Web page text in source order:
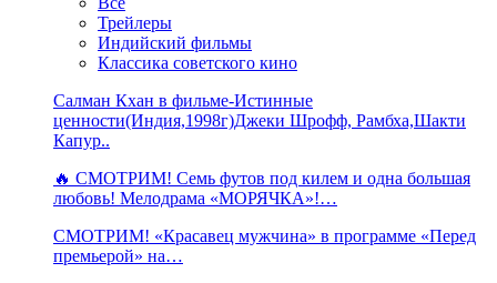
Трейлеры
Индийский фильмы
Классика советского кино
Салман Кхан в фильме-Истинные
ценности(Индия,1998г)Джеки Шрофф, Рамбха,Шакти
Капур..
🔥 СМОТРИМ! Семь футов под килем и одна большая
любовь! Мелодрама «МОРЯЧКА»!…
СМОТРИМ! «Красавец мужчина» в программе «Перед
премьерой» на…